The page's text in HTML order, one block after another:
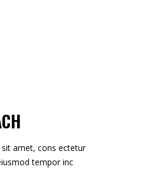
amet, cons ectetur
tempor inc